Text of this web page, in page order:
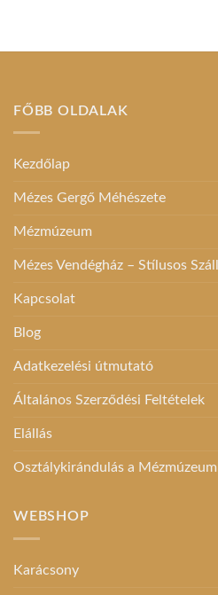
FŐBB OLDALAK
Kezdőlap
Mézes Gergő Méhészete
Mézmúzeum
Mézes Vendégház – Stílusos
Kapcsolat
Blog
Adatkezelési útmutató
Általános Szerződési Feltételek
Elállás
Osztálykirándulás a
WEBSHOP
Karácsony